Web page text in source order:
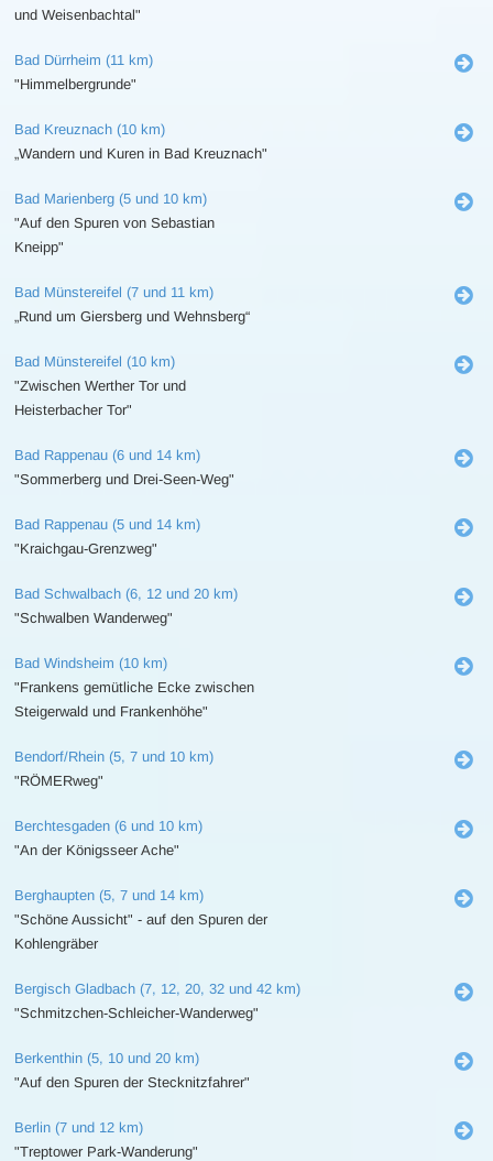
und Weisenbachtal"
Bad Dürrheim (11 km)
"Himmelbergrunde"
Bad Kreuznach (10 km)
„Wandern und Kuren in Bad Kreuznach"
Bad Marienberg (5 und 10 km)
"Auf den Spuren von Sebastian
Kneipp"
Bad Münstereifel (7 und 11 km)
„Rund um Giersberg und Wehnsberg“
Bad Münstereifel (10 km)
"Zwischen Werther Tor und
Heisterbacher Tor"
Bad Rappenau (6 und 14 km)
"Sommerberg und Drei-Seen-Weg"
Bad Rappenau (5 und 14 km)
"Kraichgau-Grenzweg"
Bad Schwalbach (6, 12 und 20 km)
"Schwalben Wanderweg"
Bad Windsheim (10 km)
"Frankens gemütliche Ecke zwischen
Steigerwald und Frankenhöhe"
Bendorf/Rhein (5, 7 und 10 km)
"RÖMERweg"
Berchtesgaden (6 und 10 km)
"An der Königsseer Ache"
Berghaupten (5, 7 und 14 km)
"Schöne Aussicht" - auf den Spuren der
Kohlengräber
Bergisch Gladbach (7, 12, 20, 32 und 42 km)
"Schmitzchen-Schleicher-Wanderweg"
Berkenthin (5, 10 und 20 km)
"Auf den Spuren der Stecknitzfahrer"
Berlin (7 und 12 km)
"Treptower Park-Wanderung"